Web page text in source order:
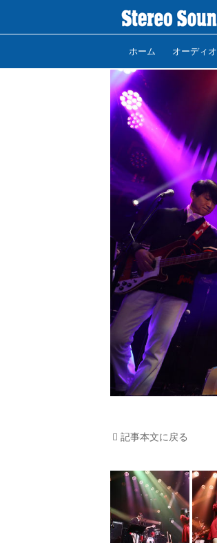
ホーム オーディオ
記事本文に戻る